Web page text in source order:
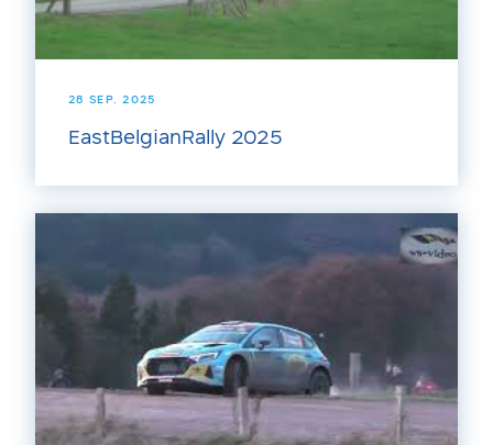
28 SEP. 2025
EastBelgianRally 2025